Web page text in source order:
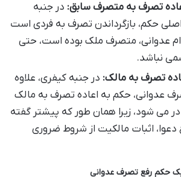
تصرف به متصرف سابق: در جنبه
حکم، بازگرداندن تصرف به فردی است
عدوانی، متصرف ملک بوده است، حتی
نباشد.
تصرف به مالک: در جنبه کیفری، علاوه
عدوانی، حکم به اعاده تصرف به مالک
می شود، زیرا همان طور که پیشتر گفته
دعوا، اثبات مالکیت از شروط ضروری
حکم رفع تصرف عدوانی